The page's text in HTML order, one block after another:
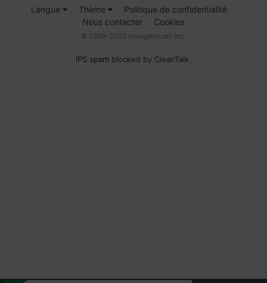
Langue Thème
Politique de confidentialité
Nous contacter
Cookies
© 1999-2026 Immigrer.com Inc.
IPS spam blocked by CleanTalk.